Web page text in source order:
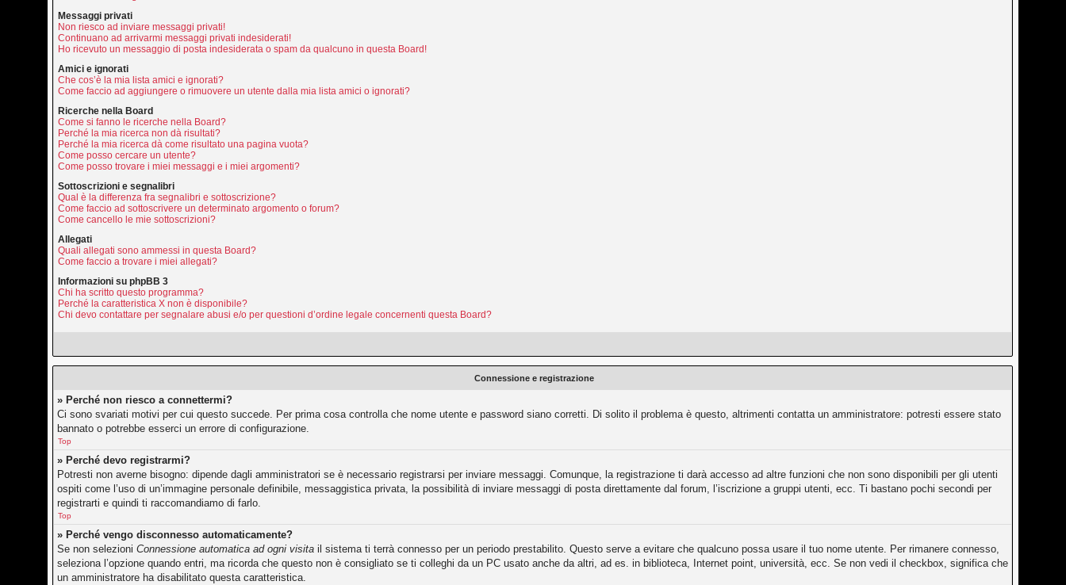
Messaggi privati
Non riesco ad inviare messaggi privati!
Continuano ad arrivarmi messaggi privati indesiderati!
Ho ricevuto un messaggio di posta indesiderata o spam da qualcuno in questa Board!
Amici e ignorati
Che cos’è la mia lista amici e ignorati?
Come faccio ad aggiungere o rimuovere un utente dalla mia lista amici o ignorati?
Ricerche nella Board
Come si fanno le ricerche nella Board?
Perché la mia ricerca non dà risultati?
Perché la mia ricerca dà come risultato una pagina vuota?
Come posso cercare un utente?
Come posso trovare i miei messaggi e i miei argomenti?
Sottoscrizioni e segnalibri
Qual è la differenza fra segnalibri e sottoscrizione?
Come faccio ad sottoscrivere un determinato argomento o forum?
Come cancello le mie sottoscrizioni?
Allegati
Quali allegati sono ammessi in questa Board?
Come faccio a trovare i miei allegati?
Informazioni su phpBB 3
Chi ha scritto questo programma?
Perché la caratteristica X non è disponibile?
Chi devo contattare per segnalare abusi e/o per questioni d’ordine legale concernenti questa Board?
Connessione e registrazione
» Perché non riesco a connettermi?
Ci sono svariati motivi per cui questo succede. Per prima cosa controlla che nome utente e password siano corretti. Di solito il problema è questo, altrimenti contatta un amministratore: potresti essere stato
bannato o potrebbe esserci un errore di configurazione.
Top
» Perché devo registrarmi?
Potresti non averne bisogno: dipende dagli amministratori se è necessario registrarsi per inviare messaggi. Comunque, la registrazione ti darà accesso ad altre funzioni che non sono disponibili per gli utenti
ospiti come l’uso di un’immagine personale definibile, messaggistica privata, la possibilità di inviare messaggi di posta direttamente dal forum, l’iscrizione a gruppi utenti, ecc. Ti bastano pochi secondi per
registrarti e quindi ti raccomandiamo di farlo.
Top
» Perché vengo disconnesso automaticamente?
Se non selezioniConnessione automatica ad ogni visita il sistema ti terrà connesso per un periodo prestabilito. Questo serve a evitare che qualcuno possa usare il tuo nome utente. Per rimanere connesso,
seleziona l’opzione quando entri, ma ricorda che questo non è consigliato se ti colleghi da un PC usato anche da altri, ad es. in biblioteca, Internet point, università, ecc. Se non vedi il checkbox, significa che
un amministratore ha disabilitato questa caratteristica.